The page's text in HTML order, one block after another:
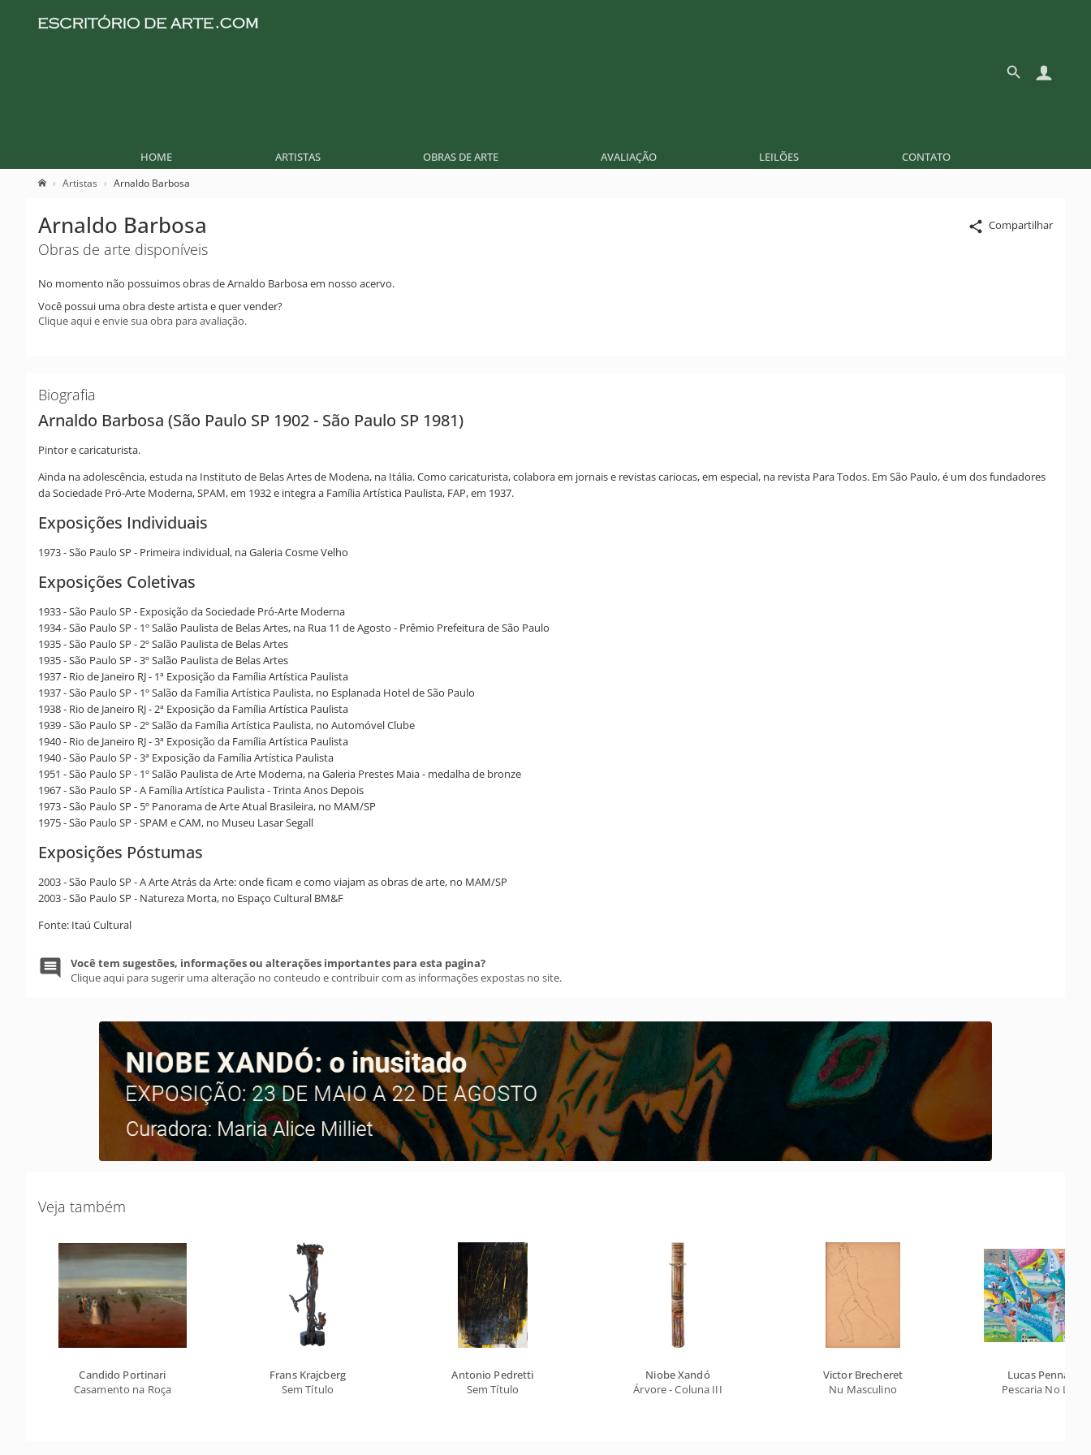
HOME ARTISTAS OBRAS DE ARTE AVALIAÇÃO LEILÕES CONTATO
Artistas Arnaldo Barbosa
Compartilhar
Arnaldo Barbosa
Obras de arte disponíveis
No momento não possuimos obras de Arnaldo Barbosa em nosso acervo.
Você possui uma obra deste artista e quer vender?
Clique aqui e envie sua obra para avaliação.
Biografia
Arnaldo Barbosa (São Paulo SP 1902 - São Paulo SP 1981)
Pintor e caricaturista.
Ainda na adolescência, estuda na Instituto de Belas Artes de Modena, na Itália. Como caricaturista, colabora em jornais e revistas cariocas, em especial, na revista Para Todos. Em São Paulo, é um dos fundadores
da Sociedade Pró-Arte Moderna, SPAM, em 1932 e integra a Família Artística Paulista, FAP, em 1937.
Exposições Individuais
1973 - São Paulo SP - Primeira individual, na Galeria Cosme Velho
Exposições Coletivas
1933 - São Paulo SP - Exposição da Sociedade Pró-Arte Moderna
1934 - São Paulo SP - 1º Salão Paulista de Belas Artes, na Rua 11 de Agosto - Prêmio Prefeitura de São Paulo
1935 - São Paulo SP - 2º Salão Paulista de Belas Artes
1935 - São Paulo SP - 3º Salão Paulista de Belas Artes
1937 - Rio de Janeiro RJ - 1ª Exposição da Família Artística Paulista
1937 - São Paulo SP - 1º Salão da Família Artística Paulista, no Esplanada Hotel de São Paulo
1938 - Rio de Janeiro RJ - 2ª Exposição da Família Artística Paulista
1939 - São Paulo SP - 2º Salão da Família Artística Paulista, no Automóvel Clube
1940 - Rio de Janeiro RJ - 3ª Exposição da Família Artística Paulista
1940 - São Paulo SP - 3ª Exposição da Família Artística Paulista
1951 - São Paulo SP - 1º Salão Paulista de Arte Moderna, na Galeria Prestes Maia - medalha de bronze
1967 - São Paulo SP - A Família Artística Paulista - Trinta Anos Depois
1973 - São Paulo SP - 5º Panorama de Arte Atual Brasileira, no MAM/SP
1975 - São Paulo SP - SPAM e CAM, no Museu Lasar Segall
Exposições Póstumas
2003 - São Paulo SP - A Arte Atrás da Arte: onde ficam e como viajam as obras de arte, no MAM/SP
2003 - São Paulo SP - Natureza Morta, no Espaço Cultural BM&F
Fonte: Itaú Cultural
Você tem sugestões, informações ou alterações importantes para esta pagina?
Clique aqui para sugerir uma alteração no conteudo e contribuir com as informações expostas no site.
Veja também
Candido Portinari
Casamento na Roça
Frans Krajcberg
Sem Título
Antonio Pedretti
Sem Título
Niobe Xandó
Árvore - Coluna III
Victor Brecheret
Nu Masculino
Lucas Pennacchi
Pescaria No